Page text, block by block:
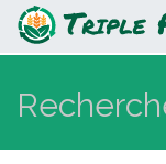
Sol en